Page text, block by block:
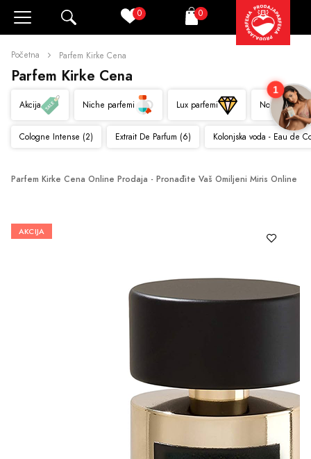
0 Korpa
0
Početna Parfem Kirke Cena
Parfem Kirke Cena
Akcija Niche parfemi Lux parfemi Novo
Cologne Intense (2) Extrait De Parfum (6) Kolonjska voda - Eau de
Parfem Kirke Cena Online Prodaja - Pronađite Vaš Omiljeni Miris Online
AKCIJA
1